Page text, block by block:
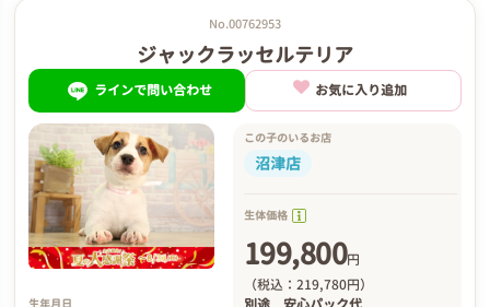
No.00762953
ジャックラッセルテリア
ラインで問い合わせ お気に入り追加
生年月日
この子のいるお店
沼津店
生体価格
199,800円
（税込：219,780円）